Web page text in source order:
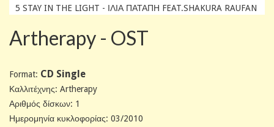
5 STAY IN THE LIGHT - ΙΛΙΑ ΠΑΤΑΠΗ FEAT.SHAKURA RAUFAN
Artherapy - OST
Format: CD Single
Καλλιτέχνης: Artherapy
Αριθμός δίσκων: 1
Ημερομηνία κυκλοφορίας: 03/2010